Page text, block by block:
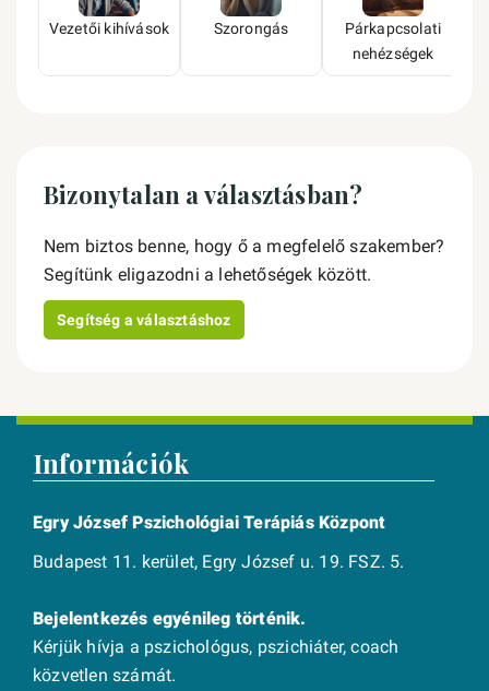
Vezetői kihívások Szorongás
Párkapcsolati
nehézségek
Bizonytalan a választásban?
Nem biztos benne, hogy ő a megfelelő szakember?
Segítünk eligazodni a lehetőségek között.
Segítség a választáshoz
Információk
Egry József Pszichológiai Terápiás Központ
Budapest 11. kerület, Egry József u. 19. FSZ. 5.
Bejelentkezés egyénileg történik.
Kérjük hívja a pszichológus, pszichiáter, coach
közvetlen számát.